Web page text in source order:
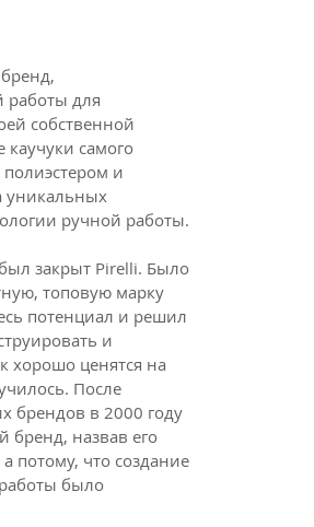
для
собственной
каучуки самого
и
уникальных
ручной работы.
закрыт Pirelli. Было
топовую марку
потенциал и решил
и
хорошо ценятся на
После
брендов в 2000 году
бренд, назвав его
потому, что создание
было